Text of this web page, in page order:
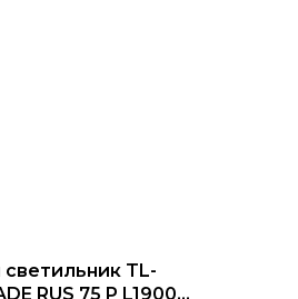
TL-
RUS 75 P L1900